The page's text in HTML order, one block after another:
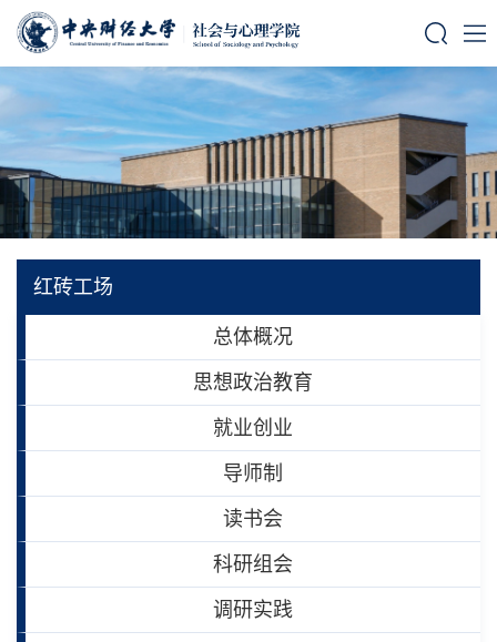
红砖工场
总体概况
思想政治教育
就业创业
导师制
读书会
科研组会
调研实践